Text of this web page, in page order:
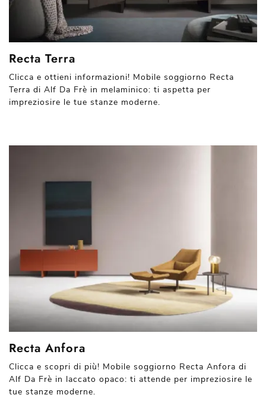
Recta Terra
Clicca e ottieni informazioni! Mobile soggiorno Recta
Terra di Alf Da Frè in melaminico: ti aspetta per
impreziosire le tue stanze moderne.
Recta Anfora
Clicca e scopri di più! Mobile soggiorno Recta Anfora di
Alf Da Frè in laccato opaco: ti attende per impreziosire le
tue stanze moderne.